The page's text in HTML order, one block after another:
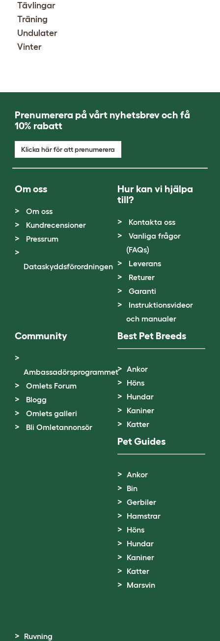
Tävlingar
Träning
Undulater
Vinter
Prenumerera på vårt nyhetsbrev och få
10% rabatt
Klicka här för att prenumerera
Om oss
Om oss
Kundrecensioner
Pressrum
Dataskyddsförordningen
Hur kan vi hjälpa
till?
Kontakta oss
Vanliga frågor
(FAQs)
Leverans
Returer
Garanti
Instruktionsvideor
och manualer
Community
Ambassadörsprogrammet
Omlets Forum
Blogg
Omlets galleri
Bli Omletannonsör
Best Pet Breeds
Ankor
Höns
Hundar
Kaniner
Katter
Pet Guides
Ankor
Bin
Gerbiler
Hamstrar
Höns
Hundar
Kaniner
Katter
Marsvin
Ruvning